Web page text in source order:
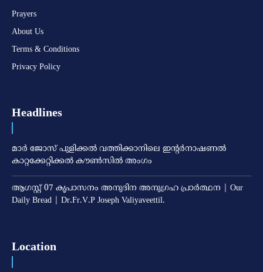
Prayers
About Us
Terms & Conditions
Privacy Policy
Headlines
മാര്‍ ജോസ് പുളിക്കല്‍ വത്തിക്കാനിലെ ഇന്റര്‍നാഷണല്‍
കാറ്റക്കേറ്റിക്കല്‍ കൗണ്‍സില്‍ അംഗം
ആഗസ്റ്റ് 07 കൃപാസനം അനുദിന അനുഗ്രഹ പ്രാർത്ഥന | Our
Daily Bread | Dr.Fr.V.P Joseph Valiyaveettil.
Location